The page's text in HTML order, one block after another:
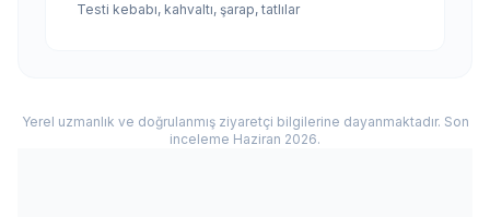
Testi kebabı, kahvaltı, şarap, tatlılar
Yerel uzmanlık ve doğrulanmış ziyaretçi bilgilerine dayanmaktadır. Son
inceleme Haziran 2026.